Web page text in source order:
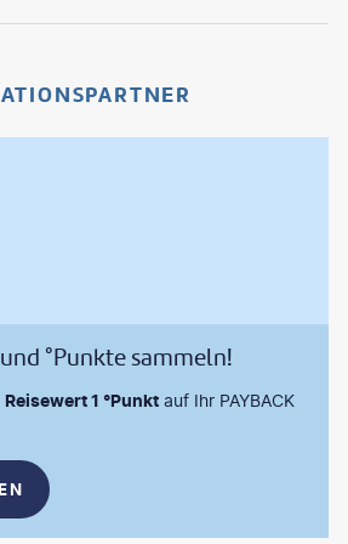
°Punkte sammeln!
1 °Punkt auf Ihr PAYBACK